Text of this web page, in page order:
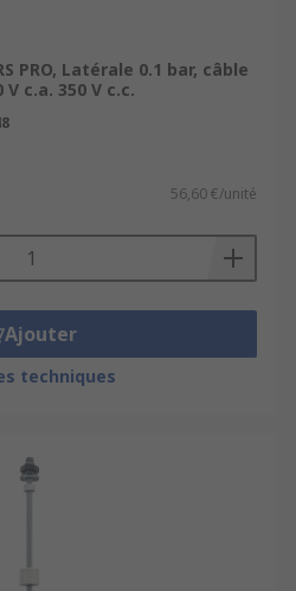
PRO, Latérale 0.1 bar, câble
c.a. 350 V c.c.
56,60 €/unité
Ajouter
techniques